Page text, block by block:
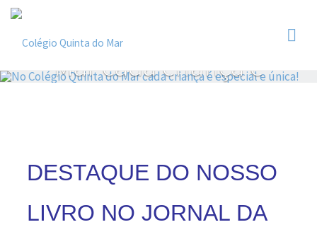
Mar cada criança é
DESTAQUE DO NOSSO
LIVRO NO JORNAL DA